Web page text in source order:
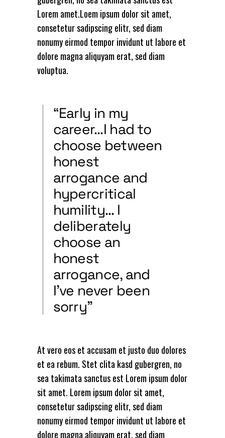
Lorem amet.Loem ipsum dolor sit amet,
consetetur sadipscing elitr, sed diam
nonumy eirmod tempor invidunt ut labore et
dolore magna aliquyam erat, sed diam
voluptua.
“Early in my
career…I had to
choose between
honest
arrogance and
hypercritical
humility… I
deliberately
choose an
honest
arrogance, and
I’ve never been
sorry”
At vero eos et accusam et justo duo dolores
et ea rebum. Stet clita kasd gubergren, no
sea takimata sanctus est Lorem ipsum dolor
sit amet. Lorem ipsum dolor sit amet,
consetetur sadipscing elitr, sed diam
nonumy eirmod tempor invidunt ut labore et
dolore magna aliquyam erat, sed diam